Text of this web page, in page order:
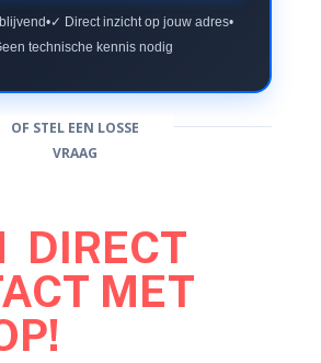
•✓ Direct inzicht op jouw adres•
technische kennis nodig
OF STEL EEN LOSSE
VRAAG
DIRECT
MET